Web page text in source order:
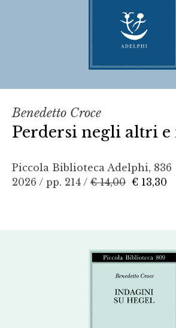
Benedetto Croce
Perdersi negli altri e
Piccola Biblioteca Adelphi, 836
2026 / pp. 214 / € 14,00 € 13,30